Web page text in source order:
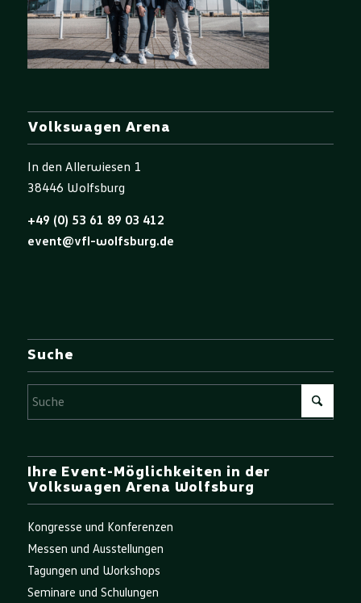
Volkswagen Arena
In den Allerwiesen 1
38446 Wolfsburg
+49 (0) 53 61 89 03 412
event@vfl-wolfsburg.de
Suche
Ihre Event-Möglichkeiten in der
Volkswagen Arena Wolfsburg
Kongresse und Konferenzen
Messen und Ausstellungen
Tagungen und Workshops
Seminare und Schulungen